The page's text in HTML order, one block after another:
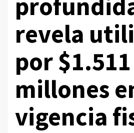
revela
por $1.511
millones
vigencia